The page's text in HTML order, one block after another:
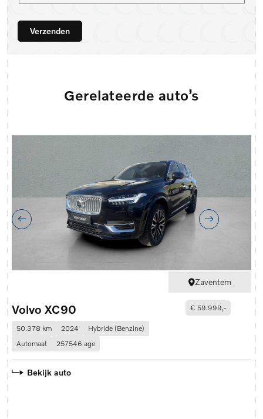
Verzenden
Gerelateerde auto’s
Zaventem
Volvo XC90
50.378 km 2024
Hybride (Benzine)
Automaat
257546 age
€ 59.999,-
Bekijk auto